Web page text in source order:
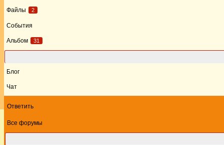
Файлы 2
События
Альбом 31
Блог
Чат
Ответить
Все форумы